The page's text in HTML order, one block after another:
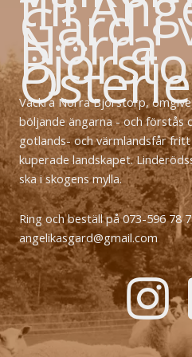
Gård i
Norra
Vackra Norra Björstorp,
böljande ängarna - och förstås
gotlands- och värmlandsfår
kuperade landskapet.
ska i skogens mylla.
Ring och beställ på 073-596 78
angelikasgard@gmail.com